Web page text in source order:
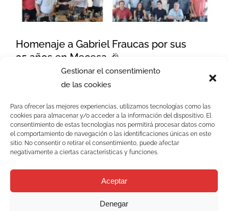
Gestionar el consentimiento
de las cookies
Para ofrecer las mejores experiencias, utilizamos tecnologías como las
cookies para almacenar y/o acceder a la información del dispositivo. El
consentimiento de estas tecnologías nos permitirá procesar datos como
el comportamiento de navegación o las identificaciones únicas en este
sitio. No consentir o retirar el consentimiento, puede afectar
negativamente a ciertas características y funciones.
Aceptar
Denegar
Homenaje a Gabriel Fraucas por sus
25 años en Mecesa 🎉
Válvulas de Aguja: Clave en la
Instrumentación Industrial y
Cómo Mecesa Personaliza cada
Proyecto 🔧